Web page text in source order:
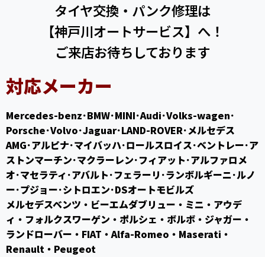
タイヤ交換・パンク修理は
【神戸川オートサービス】へ！
ご来店お待ちしております
対応メーカー
Mercedes-benz･BMW･MINI･Audi･Volks-wagen･
Porsche･Volvo･Jaguar･LAND-ROVER･メルセデス
AMG･アルピナ･マイバッハ･ロールスロイス･ベントレー･ア
ストンマーチン･マクラーレン･フィアット･アルファロメ
オ･マセラティ･アバルト･フェラーリ･ランボルギーニ･ルノ
ー･プジョー･シトロエン･DSオートモビルズ
メルセデスベンツ・ビーエムダブリュー・ミニ・アウデ
ィ・フォルクスワーゲン・ポルシェ・ボルボ・ジャガー・
ランドローバー・FIAT・Alfa-Romeo・Maserati・
Renault・Peugeot